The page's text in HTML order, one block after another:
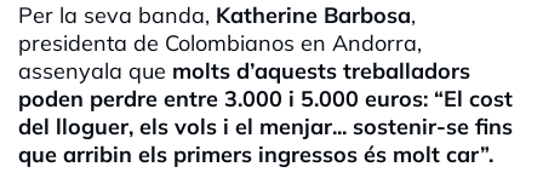
Per la seva banda, Katherine Barbosa,
presidenta de Colombianos en Andorra,
assenyala que molts d’aquests treballadors
poden perdre entre 3.000 i 5.000 euros: “El cost
del lloguer, els vols i el menjar... sostenir-se fins
que arribin els primers ingressos és molt car”.